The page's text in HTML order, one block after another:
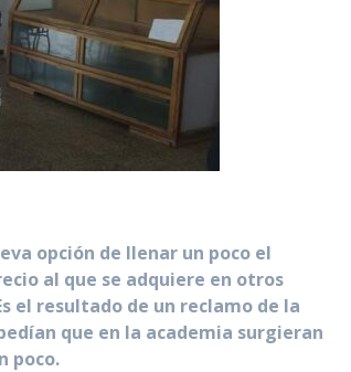
opción de llenar un poco el
al que se adquiere en otros
el resultado de un reclamo de la
que en la academia surgieran
poco.